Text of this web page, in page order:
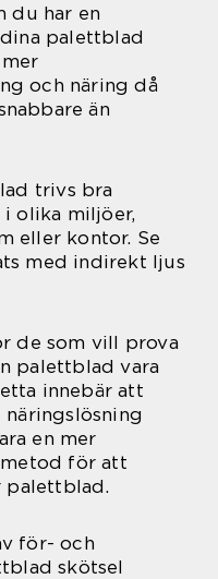
du har en
palettblad
och näring då
än
trivs bra
i olika miljöer,
eller kontor. Se
med indirekt ljus
de som vill prova
palettblad vara
innebär att
en mer
för att
för- och
skötsel